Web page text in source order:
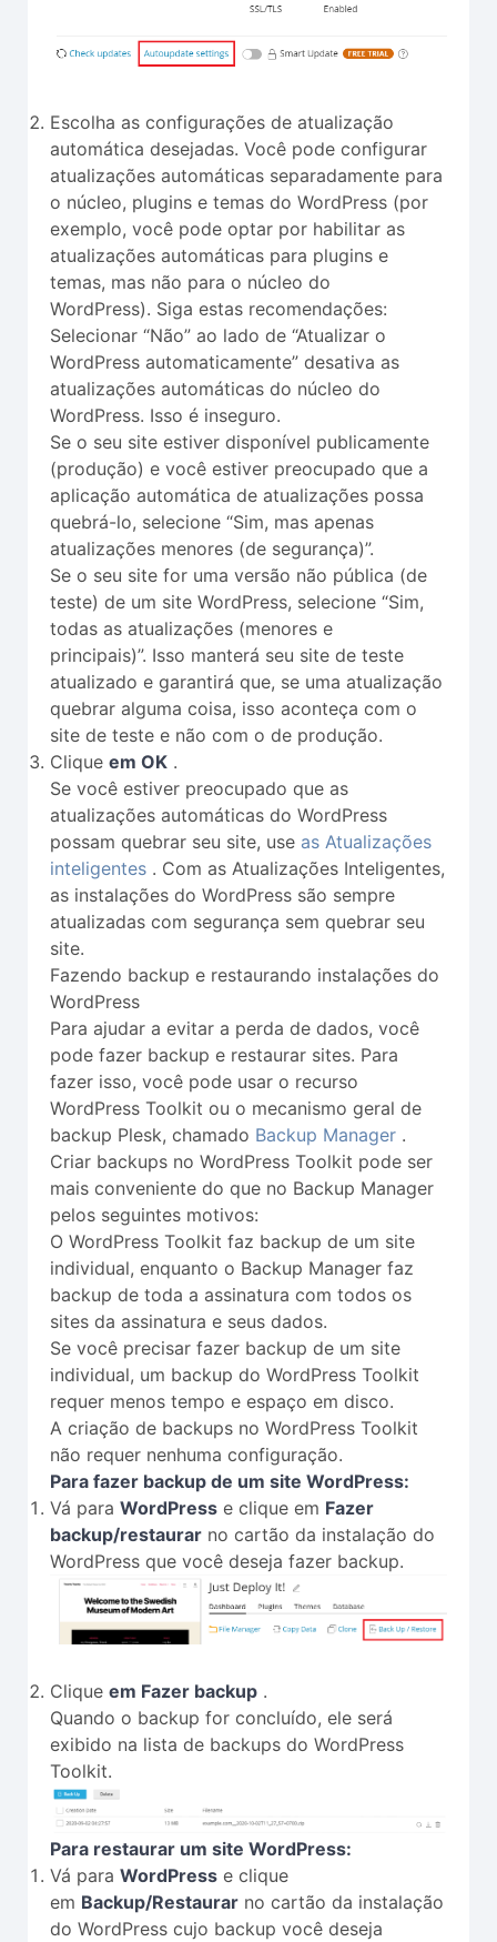
Escolha as configurações de atualização
automática desejadas. Você pode configurar
atualizações automáticas separadamente para
o núcleo, plugins e temas do WordPress (por
exemplo, você pode optar por habilitar as
atualizações automáticas para plugins e
temas, mas não para o núcleo do
WordPress). Siga estas recomendações:
Selecionar “Não” ao lado de “Atualizar o
WordPress automaticamente” desativa as
atualizações automáticas do núcleo do
WordPress. Isso é inseguro.
Se o seu site estiver disponível publicamente
(produção) e você estiver preocupado que a
aplicação automática de atualizações possa
quebrá-lo, selecione “Sim, mas apenas
atualizações menores (de segurança)”.
Se o seu site for uma versão não pública (de
teste) de um site WordPress, selecione “Sim,
todas as atualizações (menores e
principais)”. Isso manterá seu site de teste
atualizado e garantirá que, se uma atualização
quebrar alguma coisa, isso aconteça com o
site de teste e não com o de produção.
Clique em OK .
Se você estiver preocupado que as
atualizações automáticas do WordPress
possam quebrar seu site, use as Atualizações
inteligentes . Com as Atualizações Inteligentes,
as instalações do WordPress são sempre
atualizadas com segurança sem quebrar seu
site.
Fazendo backup e restaurando instalações do
WordPress
Para ajudar a evitar a perda de dados, você
pode fazer backup e restaurar sites. Para
fazer isso, você pode usar o recurso
WordPress Toolkit ou o mecanismo geral de
backup Plesk, chamado Backup Manager .
Criar backups no WordPress Toolkit pode ser
mais conveniente do que no Backup Manager
pelos seguintes motivos:
O WordPress Toolkit faz backup de um site
individual, enquanto o Backup Manager faz
backup de toda a assinatura com todos os
sites da assinatura e seus dados.
Se você precisar fazer backup de um site
individual, um backup do WordPress Toolkit
requer menos tempo e espaço em disco.
A criação de backups no WordPress Toolkit
não requer nenhuma configuração.
Para fazer backup de um site WordPress:
Vá para WordPress e clique em Fazer
backup/restaurar no cartão da instalação do
WordPress que você deseja fazer backup.
Clique em Fazer backup .
Quando o backup for concluído, ele será
exibido na lista de backups do WordPress
Toolkit.
Para restaurar um site WordPress:
Vá para WordPress e clique
em Backup/Restaurar no cartão da instalação
do WordPress cujo backup você deseja